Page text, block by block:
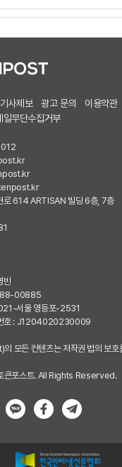
기사제보 광고 문의 이용약관
일무단수집거부
로 614 ARTISAN 빌딩 6층, 7층
빈
88-00885
서울 영등포-2531
번호 : J1204020230009
모든 컨텐츠는 저작권 법의 보호
포스트. All Rights Reserved.